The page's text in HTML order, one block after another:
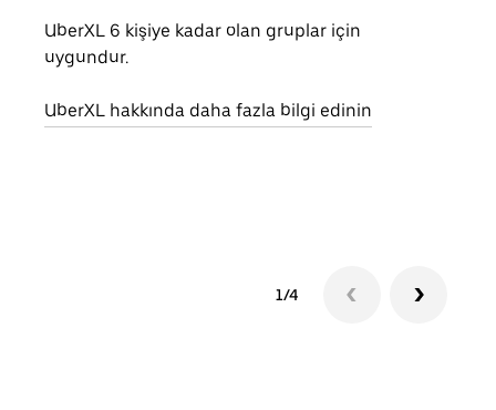
UberXL 6 kişiye kadar olan gruplar için
uygundur.
UberXL hakkında daha fazla bilgi edinin
1/4